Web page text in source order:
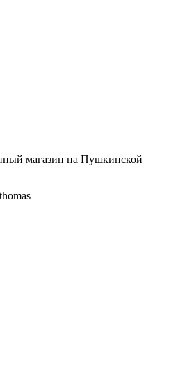
магазин на Пушкинской